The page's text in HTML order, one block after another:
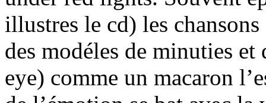
illustres le cd) les
des modéles de minuties
eye) comme un macaron